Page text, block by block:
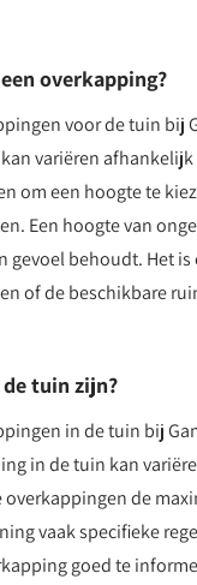
overkapping?
voor de tuin bij
variëren
om een hoogte te
Een hoogte van
behoudt. Het
of de beschikbare
tuin zijn?
in de tuin bij
in de tuin kan
de
vaak specifieke
goed te